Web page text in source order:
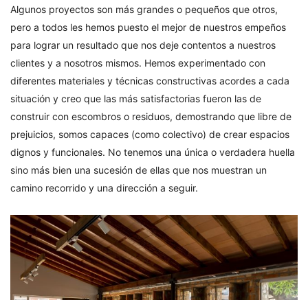
Algunos proyectos son más grandes o pequeños que otros,
pero a todos les hemos puesto el mejor de nuestros empeños
para lograr un resultado que nos deje contentos a nuestros
clientes y a nosotros mismos. Hemos experimentado con
diferentes materiales y técnicas constructivas acordes a cada
situación y creo que las más satisfactorias fueron las de
construir con escombros o residuos, demostrando que libre de
prejuicios, somos capaces (como colectivo) de crear espacios
dignos y funcionales. No tenemos una única o verdadera huella
sino más bien una sucesión de ellas que nos muestran un
camino recorrido y una dirección a seguir.